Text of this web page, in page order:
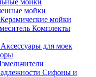
мойки
мойки
Керамические мойки
Комплекты
Аксессуары для моек
Сифоны и